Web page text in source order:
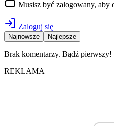
Musisz być zalogowany, aby
Zaloguj się
Najnowsze Najlepsze
Brak komentarzy. Bądź pierwszy!
REKLAMA